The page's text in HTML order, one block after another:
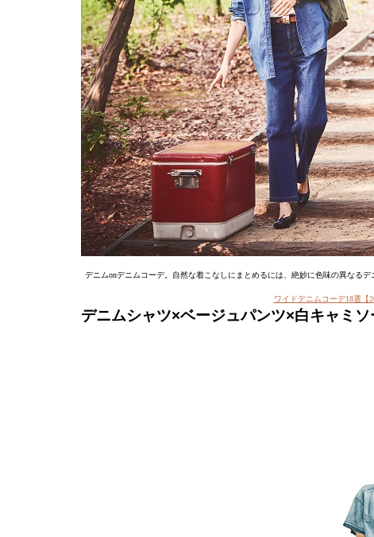
デニムonデニムコーデ。自然な着こなしにまとめるには、絶妙に色味の異なる
ワイドデニムコーデ18選【
デニムシャツ×ベージュパンツ×白キャミソ